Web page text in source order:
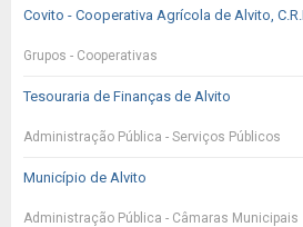
Covito - Cooperativa Agrícola de Alvito,
Grupos - Cooperativas
Tesouraria de Finanças de Alvito
Administração Pública - Serviços Públicos
Município de Alvito
Administração Pública - Câmaras Municipais